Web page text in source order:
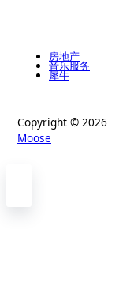
房地产
音乐服务
犀牛
Copyright © 2026
Moose